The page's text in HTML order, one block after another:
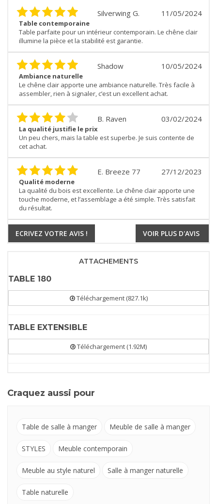
11/05/2024
Silverwing G.
Table contemporaine
Table parfaite pour un intérieur contemporain. Le chêne clair
illumine la pièce et la stabilité est garantie.
10/05/2024
Shadow
Ambiance naturelle
Le chêne clair apporte une ambiance naturelle. Très facile à
assembler, rien à signaler, c’est un excellent achat.
03/02/2024
B. Raven
La qualité justifie le prix
Un peu chers, mais la table est superbe. Je suis contente de
cet achat.
27/12/2023
E. Breeze 77
Qualité moderne
La qualité du bois est excellente. Le chêne clair apporte une
touche moderne, et l’assemblage a été simple. Très satisfait
du résultat.
ECRIVEZ VOTRE AVIS ! VOIR PLUS D'AVIS
ATTACHEMENTS
TABLE 180
Téléchargement (827.1k)
TABLE EXTENSIBLE
Téléchargement (1.92M)
Craquez aussi pour
Table de salle à manger Meuble de salle à manger
STYLES Meuble contemporain
Meuble au style naturel Salle à manger naturelle
Table naturelle